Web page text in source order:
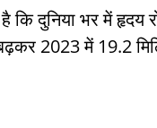
दुनिया भर में हृदय
2023 में 19.2